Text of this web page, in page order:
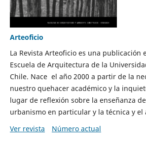
Arteoficio
La Revista Arteoficio es una publicación
Escuela de Arquitectura de la
Chile. Nace el año 2000 a partir de la
nuestro quehacer académico y la
lugar de reflexión sobre la enseñanza
urbanismo en particular y la técnica y el
Ver revista
Número actual